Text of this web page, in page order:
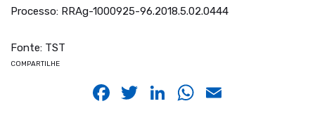
Processo: RRAg-1000925-96.2018.5.02.0444
Fonte: TST
COMPARTILHE
Facebook
Twitter
LinkedIn
WhatsApp